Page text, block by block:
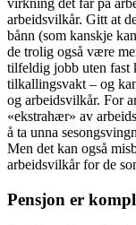
arbeidsvilkår. Gitt at
bånn (som kanskje
de trolig også være
tilfeldig jobb uten fast
tilkallingsvakt – og
og arbeidsvilkår. For
«ekstrahær» av
å ta unna
Men det kan også
arbeidsvilkår for de
Pensjon er